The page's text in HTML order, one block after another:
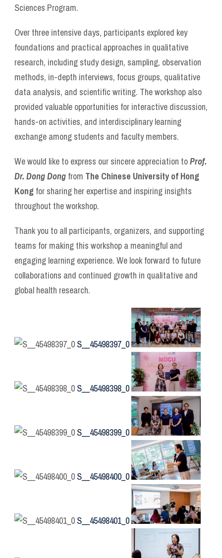
Sciences Program.
Over three intensive days, participants explored key
foundations and practical approaches in qualitative
research, including study design, sampling, observation
methods, in-depth interviews, focus groups, qualitative
data analysis, and scientific writing. The workshop also
provided valuable opportunities for interactive discussion,
hands-on activities, and interdisciplinary learning
exchange among students and faculty members.
We would like to express our sincere appreciation toProf.
Dr. Dong Dong from The Chinese University of Hong
Kong for sharing her expertise and inspiring insights
throughout the workshop.
Thank you to all participants, organizers, and supporting
teams for making this workshop a meaningful and
engaging learning experience. We look forward to future
collaborations and continued growth in qualitative and
global health research.
S__45498397_0
S__45498398_0
S__45498399_0
S__45498400_0
S__45498401_0